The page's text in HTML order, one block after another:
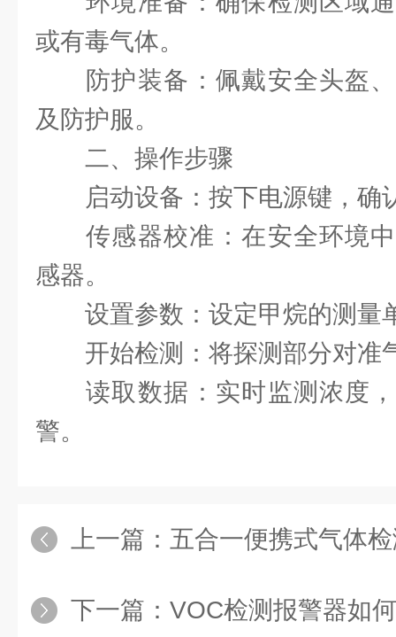
或有毒气体。
防护装备‌：佩戴安全头盔
及防护服。
二、操作步骤
启动设备‌：按下电源键，确
传感器校准‌：在安全环境
感器。
设置参数‌：设定甲烷的测量
开始检测‌：将探测部分对准
读取数据‌：实时监测浓度
警。
上一篇： 五合一便携式气体检测仪的
下一篇： VOC检测报警器如